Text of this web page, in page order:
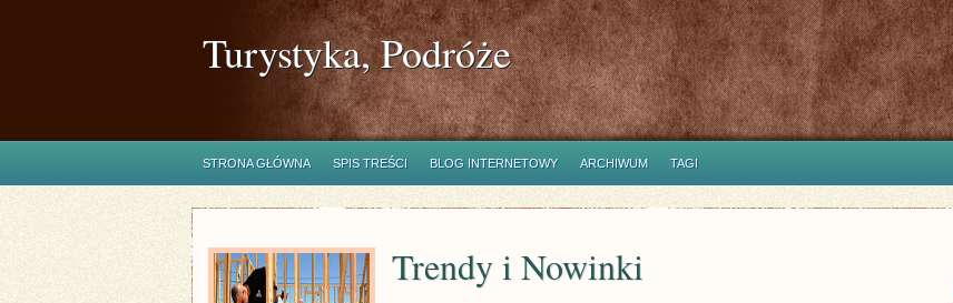
Turystyka, Podróże
STRONA GŁÓWNA SPIS TREŚCI BLOG INTERNETOWY ARCHIWUM TAGI
Trendy i Nowinki